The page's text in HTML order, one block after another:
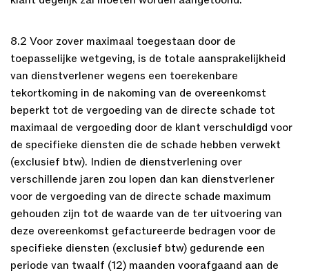
8.2 Voor zover maximaal toegestaan door de
toepasselijke wetgeving, is de totale aansprakelijkheid
van dienstverlener wegens een toerekenbare
tekortkoming in de nakoming van de overeenkomst
beperkt tot de vergoeding van de directe schade tot
maximaal de vergoeding door de klant verschuldigd voor
de specifieke diensten die de schade hebben verwekt
(exclusief btw). Indien de dienstverlening over
verschillende jaren zou lopen dan kan dienstverlener
voor de vergoeding van de directe schade maximum
gehouden zijn tot de waarde van de ter uitvoering van
deze overeenkomst gefactureerde bedragen voor de
specifieke diensten (exclusief btw) gedurende een
periode van twaalf (12) maanden voorafgaand aan de